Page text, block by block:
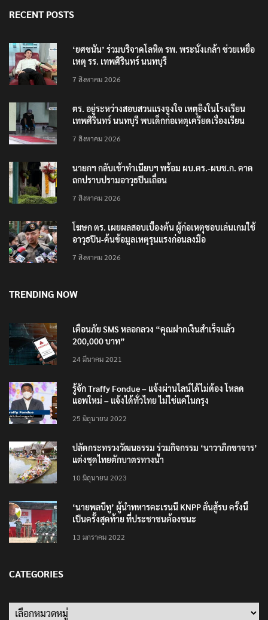
RECENT POSTS
‘ยศชนัน’ ร่วมบริจาคโลหิต รพ. พระนั่งเกล้า ช่วยเหยื่อ
เหตุ รร. เทพศิรินทร์ นนทบุรี
7 สิงหาคม 2026
ตร. อยู่ระหว่างสอบสวนแรงจูงใจ เหตุยิงในโรงเรียน
เทพศิรินทร์ นนทบุรี พบเด็กก่อเหตุเครียดเรื่องเรียน
7 สิงหาคม 2026
นายกฯ กลับเข้าทำเนียบฯ พร้อม ผบ.ตร.-ผบช.ก. คาด
ถกปราบปรามอาวุธปืนเถื่อน
7 สิงหาคม 2026
โฆษก ตร. เผยผลสอบเบื้องต้น ผู้ก่อเหตุชอบเล่นเกมใช้
อาวุธปืน-ค้นข้อมูลเหตุรุนแรงก่อนลงมือ
7 สิงหาคม 2026
TRENDING NOW
เตือนภัย SMS หลอกลวง “คุณฝากเงินสำเร็จแล้ว
200,000 บาท”
24 มีนาคม 2021
รู้จัก Traffy Fondue – แจ้งผ่านไลน์ได้ไม่ต้อง โหลด
แอพใหม่ – แจ้งได้ทั่วไทย ไม่ใช่แค่ในกรุง
25 มิถุนายน 2022
ปลัดกระทรวงวัฒนธรรม ร่วมกิจกรรม ‘นาวาภิกขาจาร’
แต่งชุดไทยตักบาตรทางน้ำ
10 มิถุนายน 2023
‘นายพลบีทู’ ผู้นำทหารคะเรนนี KNPP ลั่นสู้รบ ครั้งนี้
เป็นครั้งสุดท้าย ที่ประชาชนต้องชนะ
13 มกราคม 2022
CATEGORIES
Categories